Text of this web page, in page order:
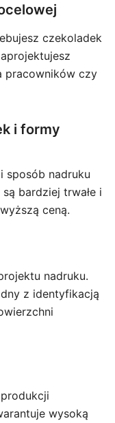
czekoladek
pracowników czy
i formy
sposób nadruku
bardziej trwałe i
ceną.
nadruku.
z identyfikacją
wysoką